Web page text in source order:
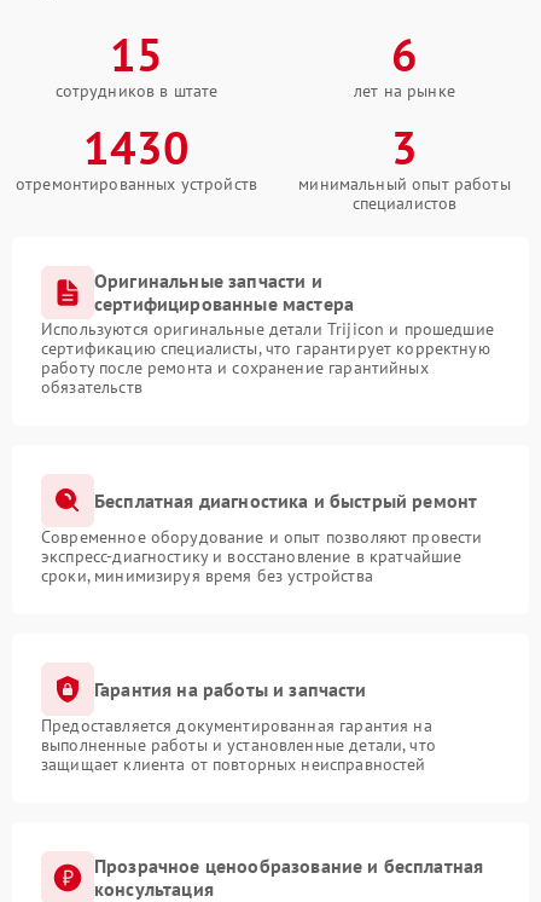
15
сотрудников в штате
6
лет на рынке
1430
отремонтированных устройств
3
минимальный опыт работы
специалистов
Оригинальные запчасти и
сертифицированные мастера
Используются оригинальные детали Trijicon и прошедшие
сертификацию специалисты, что гарантирует корректную
работу после ремонта и сохранение гарантийных
обязательств
Бесплатная диагностика и быстрый ремонт
Современное оборудование и опыт позволяют провести
экспресс-диагностику и восстановление в кратчайшие
сроки, минимизируя время без устройства
Гарантия на работы и запчасти
Предоставляется документированная гарантия на
выполненные работы и установленные детали, что
защищает клиента от повторных неисправностей
Прозрачное ценообразование и бесплатная
консультация